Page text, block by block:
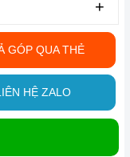
+
GÓP QUA THẺ
HỆ ZALO